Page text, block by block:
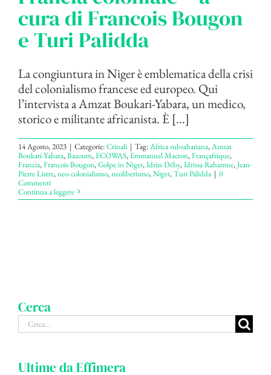
cura di Francois Bougon
e Turi Palidda
La congiuntura in Niger è emblematica della crisi
del colonialismo francese ed europeo. Qui
l’intervista a Amzat Boukari-Yabara, un medico,
storico e militante africanista. È [...]
14 Agosto, 2023 | Categorie:Crinali | Tag:Africa subsahariana,Amzat
Boukari-Yabara,Bazoum,ECOWAS,Emmanuel Macron,Françafrique,
Francia,Francois Bougon,Golpe in Niger,Idriss Déby,Idrissa Rahamne,Jean-
Pierre Listre,neo-colonialismo,neoliberismo,Niger,Turi Palidda | 0
Commenti
Continua a leggere
Cerca
Cerca
per:
Ultime da Effimera